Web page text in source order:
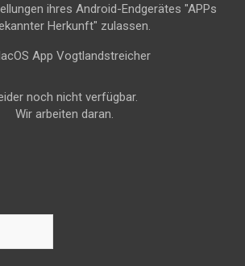
ihres Android-Endgerätes "APPs
Herkunft" zulassen.
noch nicht verfügbar.
Wir arbeiten daran.